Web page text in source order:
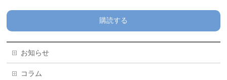
k
購読する
お知らせ
コラム